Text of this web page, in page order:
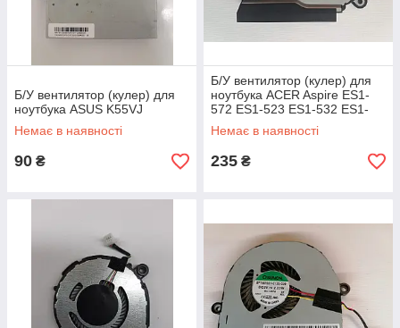
Б/У вентилятор (кулер) для
ноутбука ASUS K55VJ
Немає в наявності
90 ₴
Б/У вентилятор (кулер) для
ноутбука ACER Aspire ES1-
572 ES1-523 ES1-532 ES1-
533 ES1-533G
Немає в наявності
235 ₴